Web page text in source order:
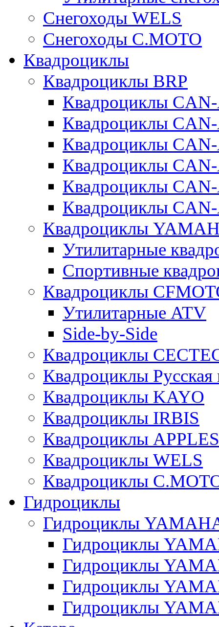
Cнегоходы WELS
Снегоходы C.MOTO
Квадроциклы
Квадроциклы BRP
Квадроциклы
Квадроциклы
Квадроциклы
Квадроциклы
Квадроциклы
Квадроциклы
Квадроциклы
Утилитарные
Спортивные
Квадроциклы
Утилитарные ATV
Side-by-Side
Квадроциклы
Квадроциклы Русская
Квадроциклы KAYO
Квадроциклы IRBIS
Квадроциклы
Квадроциклы WELS
Квадроциклы
Гидроциклы
Гидроциклы
Гидроциклы
Гидроциклы
Гидроциклы
Гидроциклы